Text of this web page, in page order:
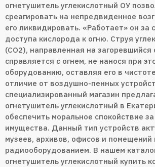
огнетушитель углекислотный ОУ
среагировать на непредвиденное
его ликвидировать. «Работает» он за
доступа кислорода к огню. Струя
(СО2), направленная на загоревшийся
справляется с огнем, не нанося при
оборудованию, оставляя его в
отличие от воздушно-пенных
специализированный магазин
огнетушитель углекислотный в
обеспечить моральное спокойствие
имущества. Данный тип устройств
музеев, архивов, офисов и помещений
радиооборудованием. В нашем
огнетушитель углекислотный купить